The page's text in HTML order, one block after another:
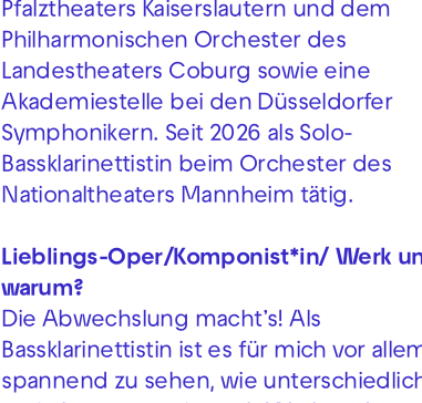
Pfalztheaters Kaiserslautern und dem
Philharmonischen Orchester des
Landestheaters Coburg sowie eine
Akademiestelle bei den Düsseldorfer
Symphonikern. Seit 2026 als Solo-
Bassklarinettistin beim Orchester des
Nationaltheaters Mannheim tätig.
Lieblings-Oper/Komponist*in/ Werk
warum?
Die Abwechslung macht’s! Als
Bassklarinettistin ist es für mich vor
spannend zu sehen, wie